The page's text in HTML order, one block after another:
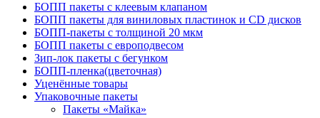
БОПП пакеты с клеевым клапаном
БОПП пакеты для виниловых пластинок и CD дисков
БОПП-пакеты с толщиной 20 мкм
БОПП пакеты с европодвесом
Зип-лок пакеты с бегунком
БОПП-пленка(цветочная)
Уценённые товары
Упаковочные пакеты
Пакеты «Майка»